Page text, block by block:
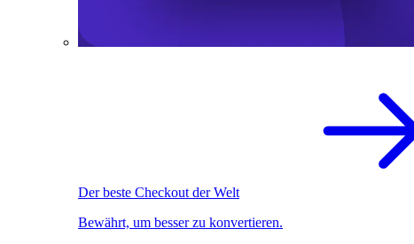
Der beste Checkout der Welt
Bewährt, um besser zu konvertieren.